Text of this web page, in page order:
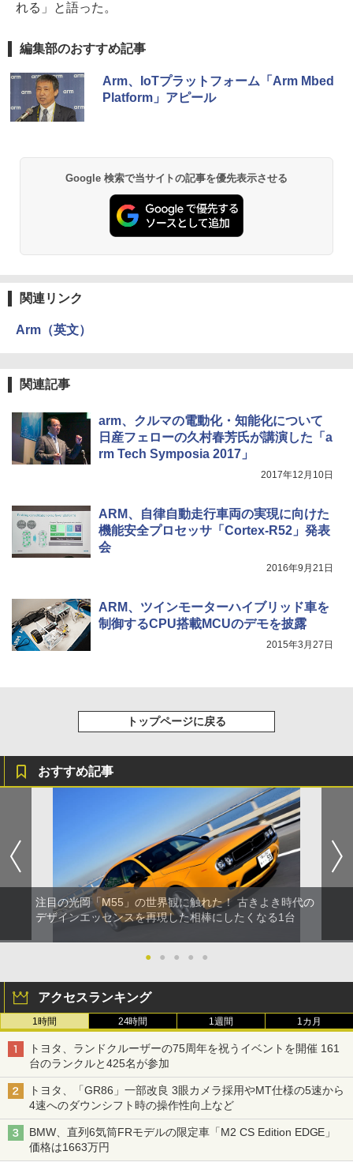
れる」と語った。
編集部のおすすめ記事
Arm、IoTプラットフォーム「Arm Mbed
Platform」アピール
Google 検索で当サイトの記事を優先表示させる
関連リンク
Arm（英文）
関連記事
arm、クルマの電動化・知能化について
日産フェローの久村春芳氏が講演した「a
rm Tech Symposia 2017」
2017年12月10日
ARM、自律自動走行車両の実現に向けた
機能安全プロセッサ「Cortex-R52」発表
会
2016年9月21日
ARM、ツインモーターハイブリッド車を
制御するCPU搭載MCUのデモを披露
2015年3月27日
トップページに戻る
おすすめ記事
注目の光岡「M55」の世界観に触れた！ 古きよき時代の
デザインエッセンスを再現した相棒にしたくなる1台
● ● ● ● ●
アクセスランキング
1時間 24時間 1週間 1カ月
トヨタ、ランドクルーザーの75周年を祝うイベントを開催 161
台のランクルと425名が参加
トヨタ、「GR86」一部改良 3眼カメラ採用やMT仕様の5速から
4速へのダウンシフト時の操作性向上など
BMW、直列6気筒FRモデルの限定車「M2 CS Edition EDGE」
価格は1663万円